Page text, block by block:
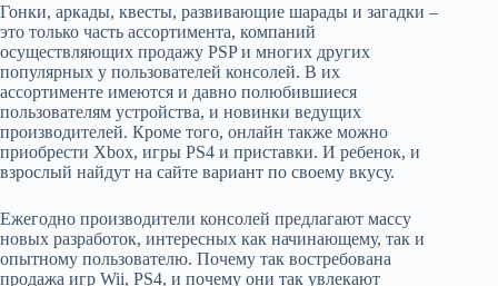
Гонки, аркады, квесты, развивающие шарады и загадки –
это только часть ассортимента, компаний
осуществляющих продажу PSP и многих других
популярных у пользователей консолей. В их
ассортименте имеются и давно полюбившиеся
пользователям устройства, и новинки ведущих
производителей. Кроме того, онлайн также можно
приобрести Xbox, игры PS4 и приставки. И ребенок, и
взрослый найдут на сайте вариант по своему вкусу.
Ежегодно производители консолей предлагают массу
новых разработок, интересных как начинающему, так и
опытному пользователю. Почему так востребована
продажа игр Wii, PS4, и почему они так увлекают